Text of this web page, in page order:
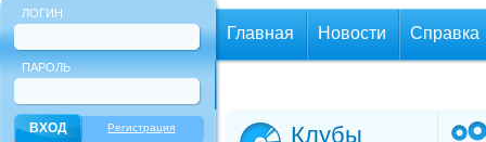
ЛОГИН
ПАРОЛЬ
Регистрация
Главная Новости Справка
Клубы